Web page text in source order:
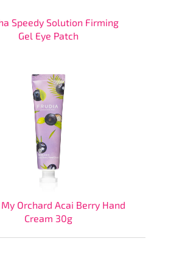
Speedy Solution Firming
Gel Eye Patch
Orchard Acai Berry Hand
Cream 30g